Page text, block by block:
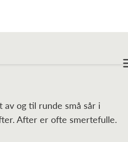
og til runde små sår i
After er ofte smertefulle.